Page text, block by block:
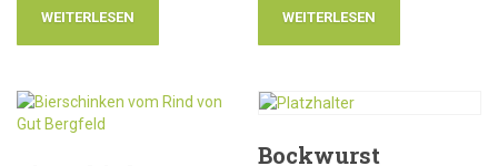
WEITERLESEN WEITERLESEN
Bockwurst